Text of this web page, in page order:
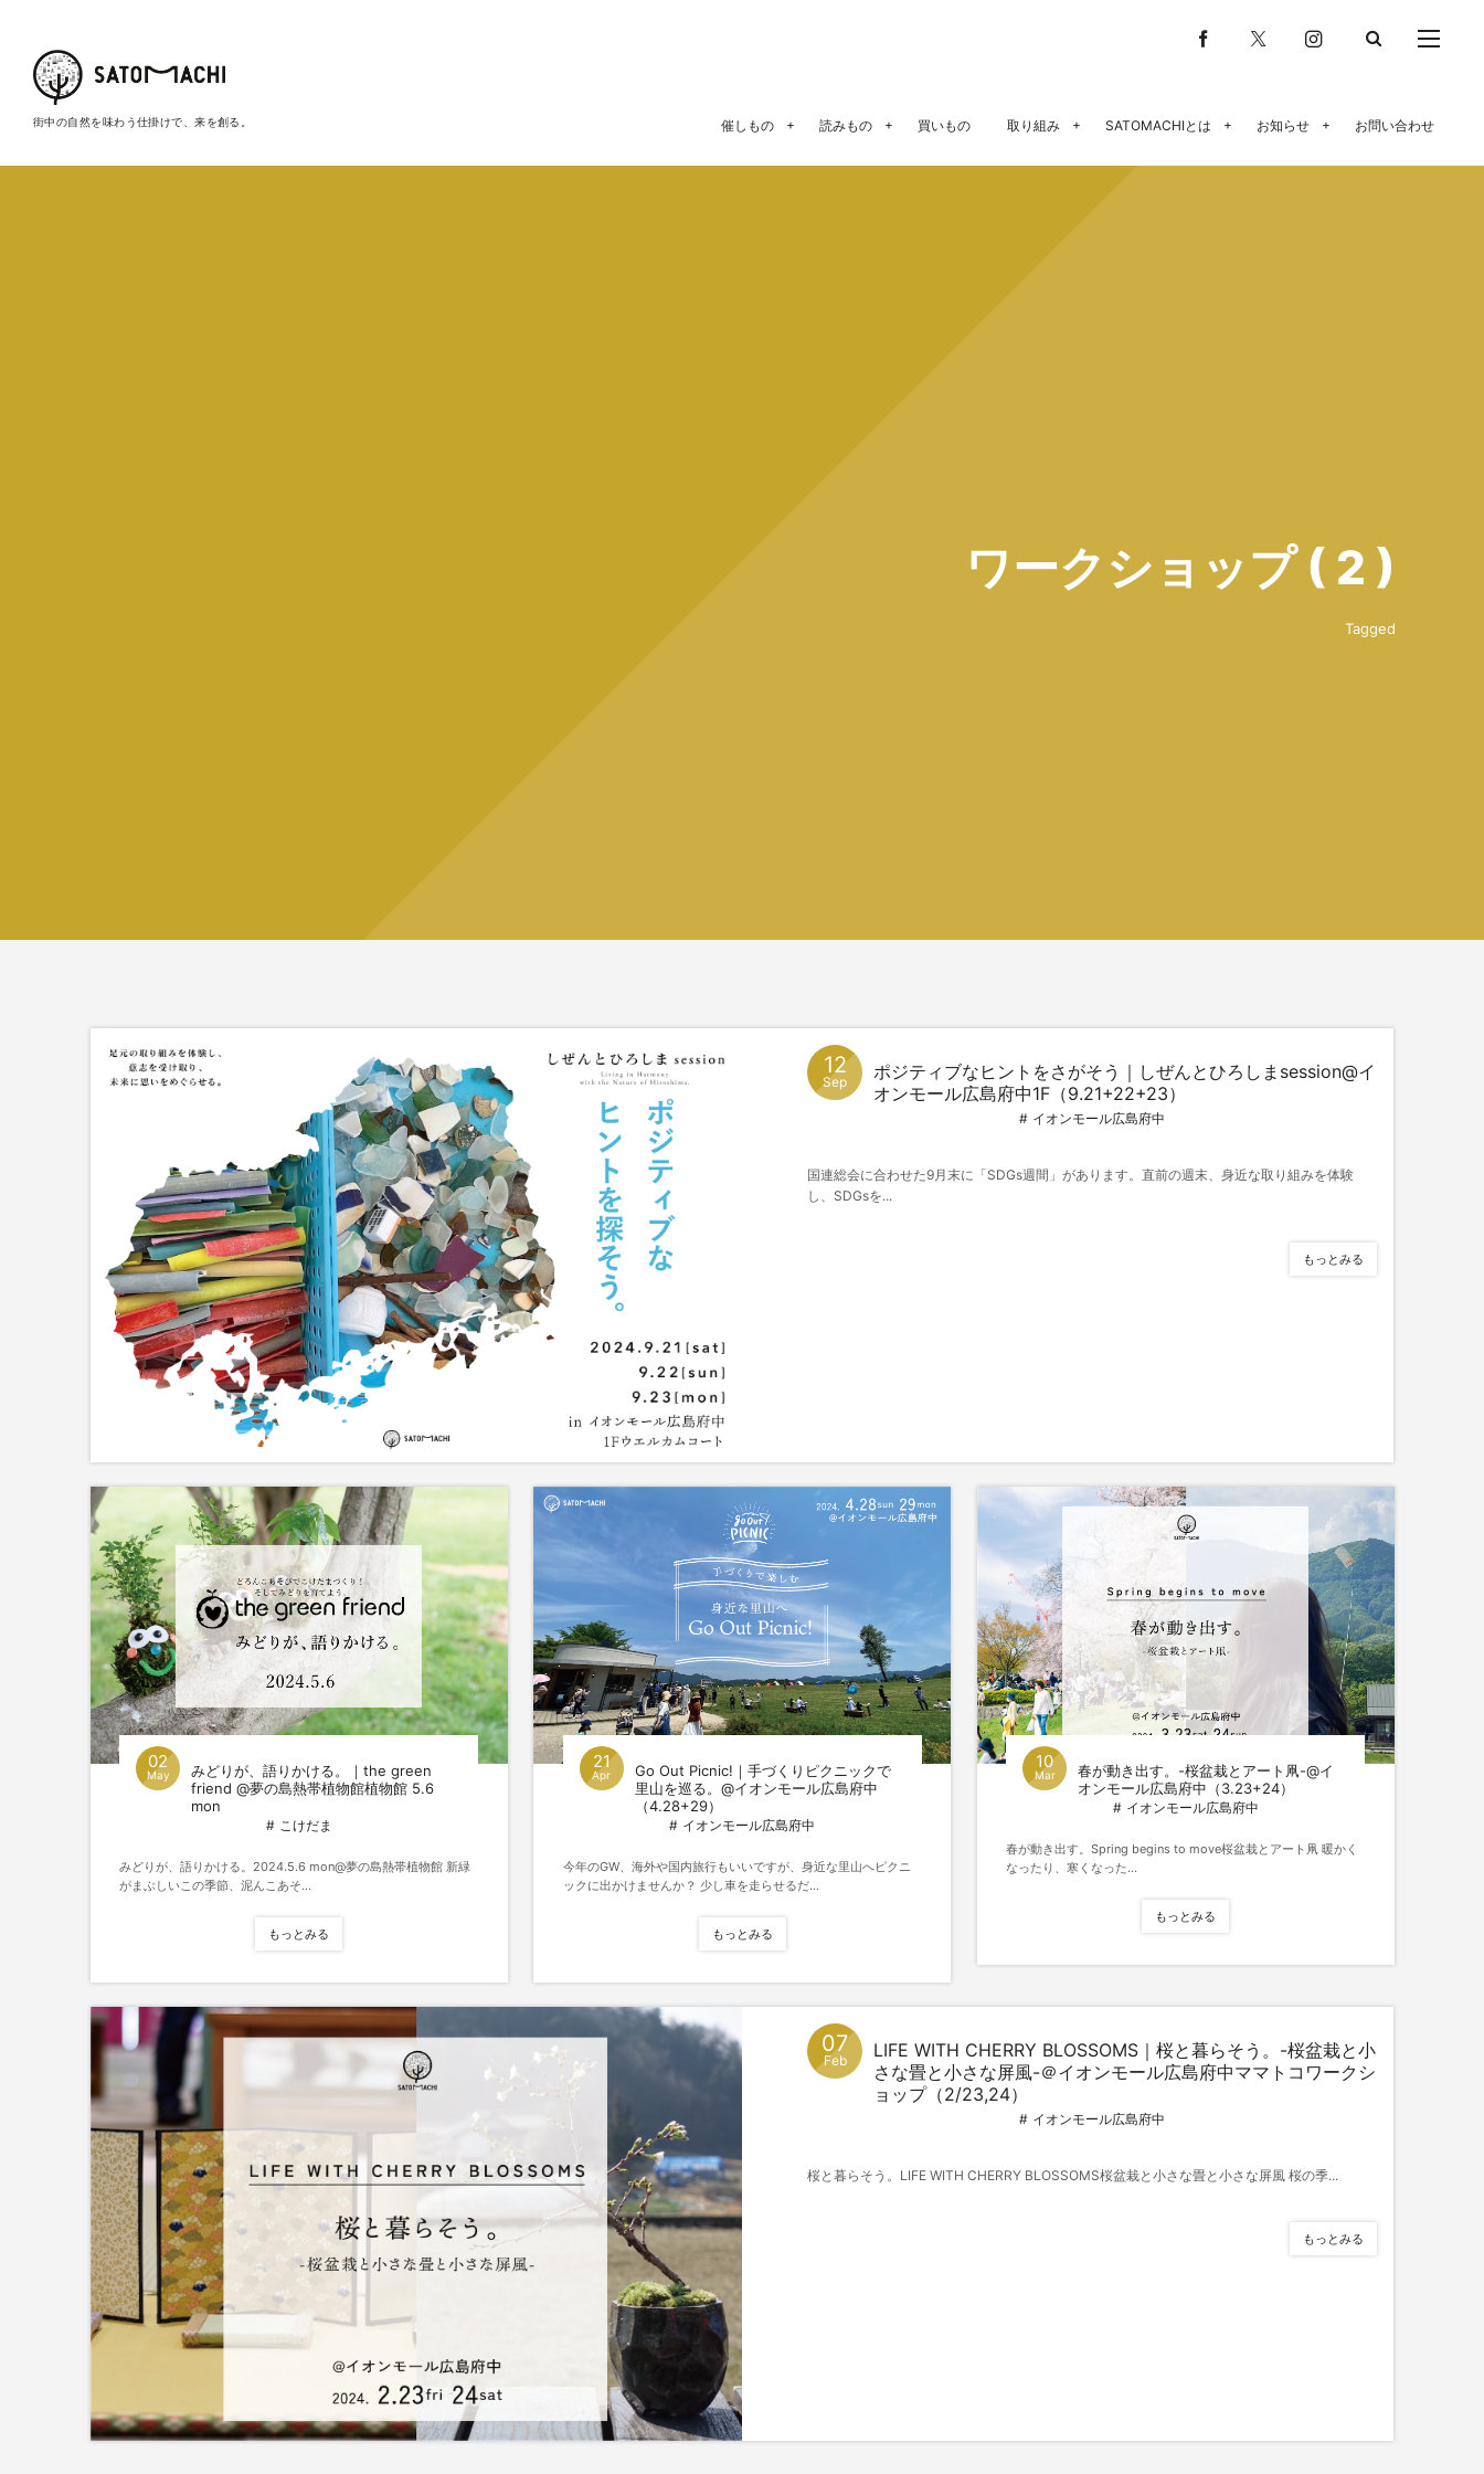
街中の自然を味わう仕掛けで、来を創る。 催しもの 読みもの 買いもの 取り組み SATOMACHIとは お知らせ お問い合わせ
ワークショップ ( 2 )
Tagged
12
Sep
ポジティブなヒントをさがそう｜しぜんとひろしまsession@イ
オンモール広島府中1F（9.21+22+23）
イオンモール広島府中
国連総会に合わせた9月末に「SDGs週間」があります。直前の週末、身近な取り組みを体験
し、SDGsを...
もっとみる
02
May
みどりが、語りかける。｜the green
friend @夢の島熱帯植物館植物館 5.6
mon
こけだま
みどりが、語りかける。2024.5.6 mon@夢の島熱帯植物館 新緑
がまぶしいこの季節、泥んこあそ...
もっとみる
21
Apr
Go Out Picnic!｜手づくりピクニックで
里山を巡る。@イオンモール広島府中
（4.28+29）
イオンモール広島府中
今年のGW、海外や国内旅行もいいですが、身近な里山へピクニ
ックに出かけませんか？ 少し車を走らせるだ...
もっとみる
10
Mar
春が動き出す。-桜盆栽とアート凧-@イ
オンモール広島府中（3.23+24）
イオンモール広島府中
春が動き出す。Spring begins to move桜盆栽とアート凧 暖かく
なったり、寒くなった...
もっとみる
07
Feb
LIFE WITH CHERRY BLOSSOMS｜桜と暮らそう。-桜盆栽と小
さな畳と小さな屏風-＠イオンモール広島府中ママトコワークシ
ョップ（2/23,24）
イオンモール広島府中
桜と暮らそう。LIFE WITH CHERRY BLOSSOMS桜盆栽と小さな畳と小さな屏風 桜の季...
もっとみる